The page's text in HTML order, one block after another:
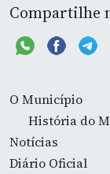
Compartilhe
O Município
História do
Notícias
Diário Oficial